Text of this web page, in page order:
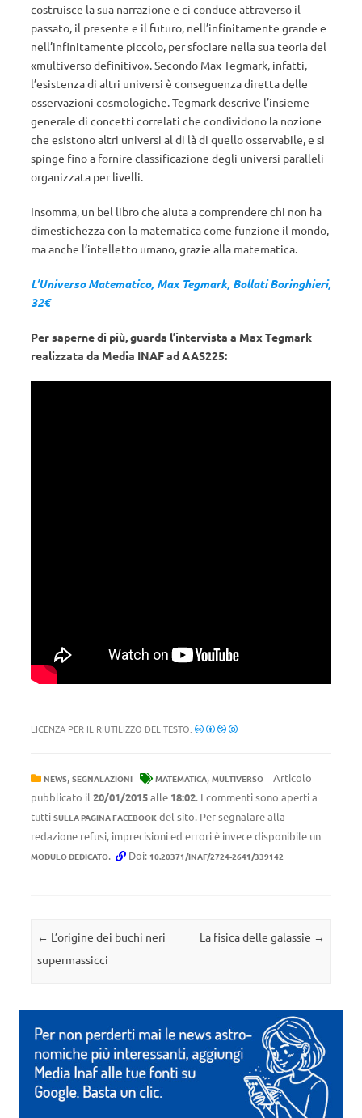
costruisce la sua narrazione e ci conduce attraverso il
passato, il presente e il futuro, nell’infinitamente grande e
nell’infinitamente piccolo, per sfociare nella sua teoria del
«multiverso definitivo». Secondo Max Tegmark, infatti,
l’esistenza di altri universi è conseguenza diretta delle
osservazioni cosmologiche. Tegmark descrive l’insieme
generale di concetti correlati che condividono la nozione
che esistono altri universi al di là di quello osservabile, e si
spinge fino a fornire classificazione degli universi paralleli
organizzata per livelli.
Insomma, un bel libro che aiuta a comprendere chi non ha
dimestichezza con la matematica come funzione il mondo,
ma anche l’intelletto umano, grazie alla matematica.
L’Universo Matematico, Max Tegmark, Bollati Boringhieri,
32€
Per saperne di più, guarda l’intervista a Max Tegmark
realizzata da Media INAF ad AAS225:
LICENZA PER IL RIUTILIZZO DEL TESTO:
NEWS, SEGNALAZIONI MATEMATICA, MULTIVERSO
Articolo
pubblicato il 20/01/2015alle 18:02. I commenti sono aperti a
tutti SULLA PAGINA FACEBOOK del sito. Per segnalare alla
redazione refusi, imprecisioni ed errori è invece disponibile un
MODULO DEDICATO. Doi: 10.20371/INAF/2724-2641/339142
Navigazione articolo
← L’origine dei buchi neri
supermassicci
La fisica delle galassie →